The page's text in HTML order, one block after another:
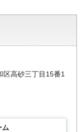
高砂三丁目15番1
ム